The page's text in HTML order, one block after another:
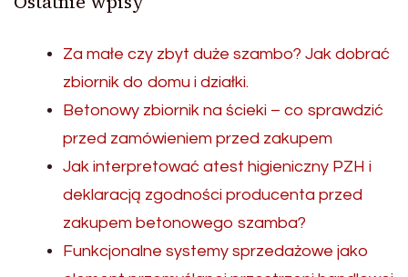
Za małe czy zbyt duże szambo? Jak dobrać
zbiornik do domu i działki.
Betonowy zbiornik na ścieki – co sprawdzić
przed zamówieniem przed zakupem
Jak interpretować atest higieniczny PZH i
deklaracją zgodności producenta przed
zakupem betonowego szamba?
Funkcjonalne systemy sprzedażowe jako